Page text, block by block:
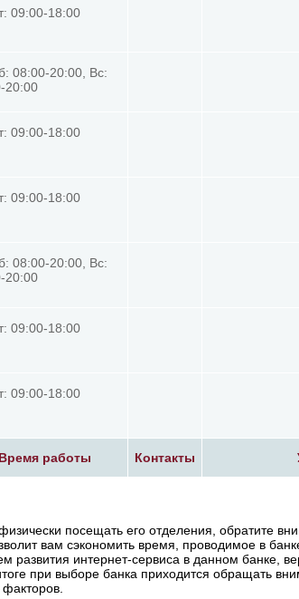
Время работы Контакты
09:00-18:00
08:00-20:00, Вс:
20:00
09:00-18:00
09:00-18:00
08:00-20:00, Вс:
20:00
09:00-18:00
09:00-18:00
посещать его отделения, обратите
вам сэкономить время, проводимое в
развития интернет-сервиса в данном банке,
при выборе банка приходится обращать